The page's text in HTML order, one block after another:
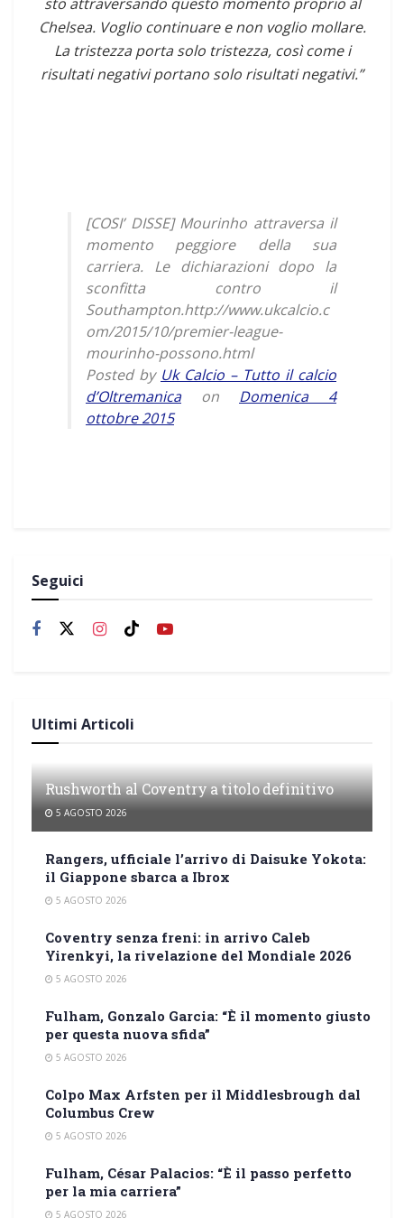
Chelsea. Voglio continuare e non voglio mollare.
La tristezza porta solo tristezza, così come i
risultati negativi portano solo risultati negativi.”
[COSI’ DISSE] Mourinho attraversa il
momento peggiore della sua
carriera. Le dichiarazioni dopo la
sconfitta contro il
Southampton.http://www.ukcalcio.c
om/2015/10/premier-league-
mourinho-possono.html
Posted by Uk Calcio – Tutto il calcio
d’Oltremanicaon Domenica 4
ottobre 2015
Seguici
Ultimi Articoli
Rushworth al Coventry a titolo definitivo
5 AGOSTO 2026
Rangers, ufficiale l’arrivo di Daisuke Yokota:
il Giappone sbarca a Ibrox
5 AGOSTO 2026
Coventry senza freni: in arrivo Caleb
Yirenkyi, la rivelazione del Mondiale 2026
5 AGOSTO 2026
Fulham, Gonzalo Garcia: “È il momento giusto
per questa nuova sfida”
5 AGOSTO 2026
Colpo Max Arfsten per il Middlesbrough dal
Columbus Crew
5 AGOSTO 2026
Fulham, César Palacios: “È il passo perfetto
per la mia carriera”
5 AGOSTO 2026